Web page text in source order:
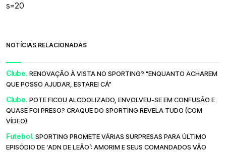
s=20
NOTÍCIAS RELACIONADAS
Clube. RENOVAÇÃO À VISTA NO SPORTING? "ENQUANTO ACHAREM
QUE POSSO AJUDAR, ESTAREI CÁ"
Clube. POTE FICOU ALCOOLIZADO, ENVOLVEU-SE EM CONFUSÃO E
QUASE FOI PRESO? CRAQUE DO SPORTING REVELA TUDO (COM
VÍDEO)
Futebol. SPORTING PROMETE VÁRIAS SURPRESAS PARA ÚLTIMO
EPISÓDIO DE ‘ADN DE LEÃO’: AMORIM E SEUS COMANDADOS VÃO